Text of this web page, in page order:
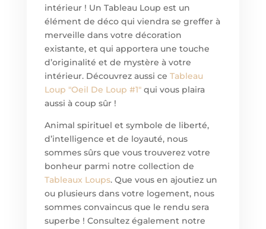
intérieur ! Un Tableau Loup est un
élément de déco qui viendra se greffer à
merveille dans votre décoration
existante, et qui apportera une touche
d’originalité et de mystère à votre
intérieur. Découvrez aussi ce Tableau
Loup "Oeil De Loup #1"qui vous plaira
aussi à coup sûr !
Animal spirituel et symbole de liberté,
d’intelligence et de loyauté, nous
sommes sûrs que vous trouverez votre
bonheur parmi notre collection de
Tableaux Loups. Que vous en ajoutiez un
ou plusieurs dans votre logement, nous
sommes convaincus que le rendu sera
superbe ! Consultez également notre